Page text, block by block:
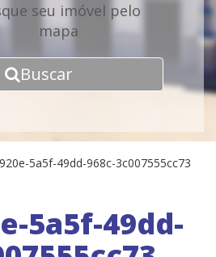
seu imóvel pelo
mapa
Buscar
5a5f-49dd-968c-3c007555cc73
5a5f-49dd-